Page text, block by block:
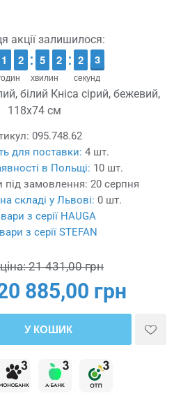
акції залишилося:
1
1
1
1 1
1
2
2
хвилин
4
4
5
5 1
1
2
2
секунд
3
2
2 3
3
2
білий Кніса сірий, бежевий,
118x74 см
095.748.62
для поставки: 4 шт.
в Польщі: 10 шт.
під замовлення: 20 серпня
складі у Львові: 0 шт.
з серії HAUGA
з серії STEFAN
21 431,00 грн
885,00 грн
У КОШИК